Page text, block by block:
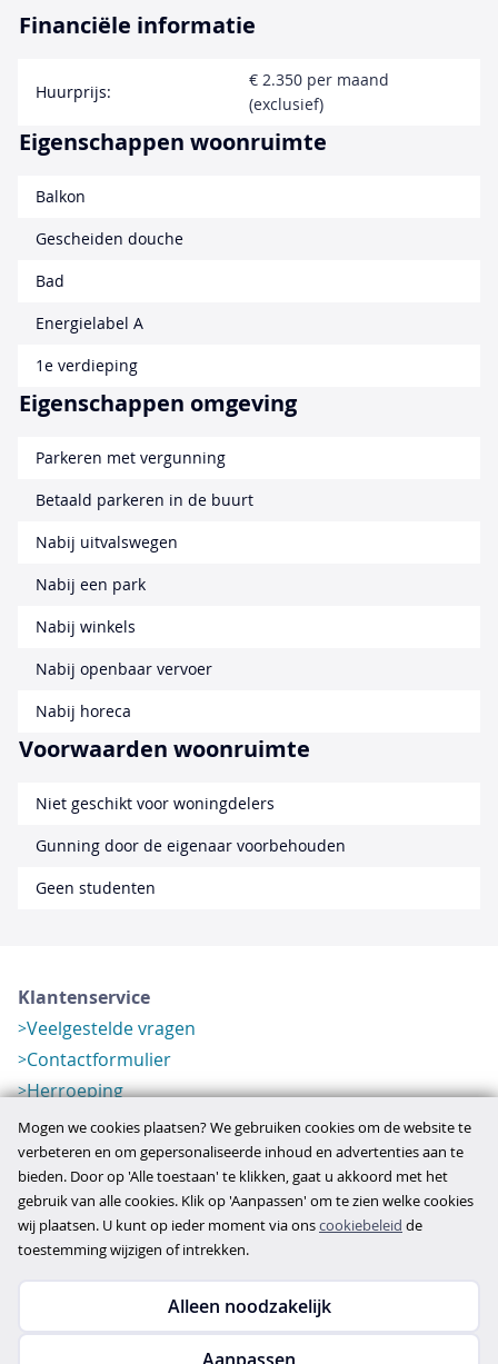
Financiële informatie
Huurprijs:
€ 2.350 per maand
(exclusief)
Eigenschappen woonruimte
Balkon
Gescheiden douche
Bad
Energielabel A
1e verdieping
Eigenschappen omgeving
Parkeren met vergunning
Betaald parkeren in de buurt
Nabij uitvalswegen
Nabij een park
Nabij winkels
Nabij openbaar vervoer
Nabij horeca
Voorwaarden woonruimte
Niet geschikt voor woningdelers
Gunning door de eigenaar voorbehouden
Geen studenten
Klantenservice
Veelgestelde vragen
Contactformulier
Herroeping
Over ons
Bedrijfsgegevens
Werkwijze
Overzichten
Verlopen aanbod
Copyright © 2026
Mogen we cookies plaatsen? We gebruiken cookies om de website te
verbeteren en om gepersonaliseerde inhoud en advertenties aan te
bieden. Door op 'Alle toestaan' te klikken, gaat u akkoord met het
gebruik van alle cookies. Klik op 'Aanpassen' om te zien welke cookies
wij plaatsen. U kunt op ieder moment via onscookiebeleid de
toestemming wijzigen of intrekken.
Alleen noodzakelijk